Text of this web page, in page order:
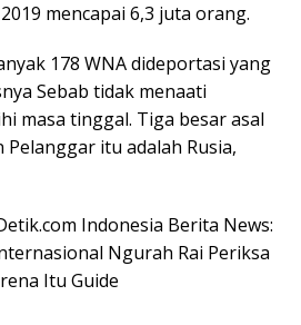
mencapai 6,3 juta orang.
178 WNA dideportasi yang
Sebab tidak menaati
masa tinggal. Tiga besar asal
itu adalah Rusia,
Indonesia Berita News:
Ngurah Rai Periksa
Itu Guide